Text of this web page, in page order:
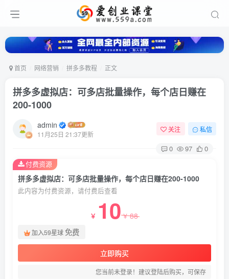
首页 网络营销 拼多多教程 正文
拼多多虚拟店：可多店批量操作，每个店日赚在
200-1000
admin
11月25日 21:37更新
关注 私信
0 97 0
拼多多虚拟店：可多店批量操作，每个店日赚在200-1000
此内容为付费资源，请付费后查看
￥ 10￥88
加入59星球免费
立即购买
您当前未登录！建议登陆后购买，可保存
付费资源